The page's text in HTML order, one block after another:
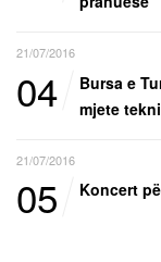
21/07/2016
04
Bursa e
mjete
21/07/2016
05 Koncert